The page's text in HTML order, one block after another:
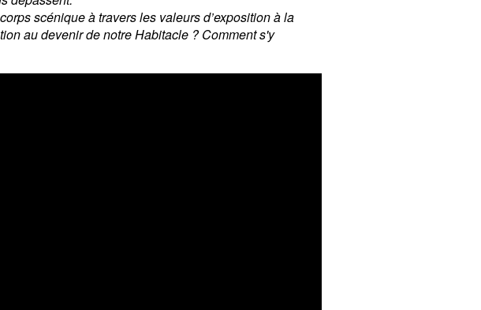
scénique à travers les valeurs d’exposition à la
au devenir de notre Habitacle ? Comment s'y